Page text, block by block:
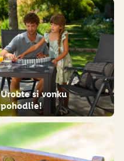
Urobte si vonku
pohodlie!